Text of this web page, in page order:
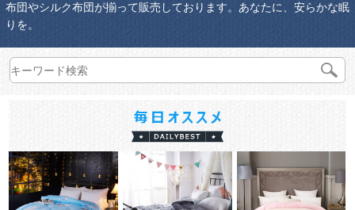
布団やシルク布団が揃って販売しております。あなたに、安らかな眠
りを。